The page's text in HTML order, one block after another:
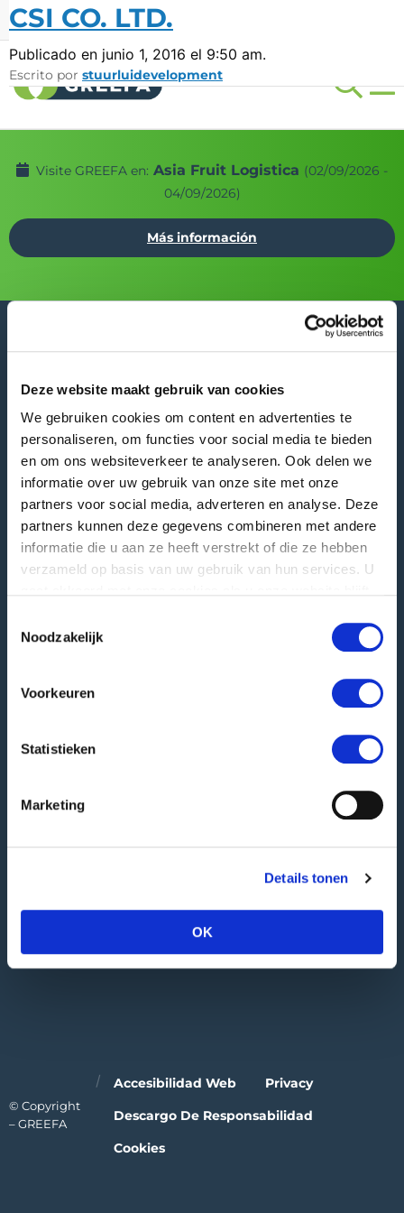
Deze website maakt gebruik van cookies
We gebruiken cookies om content en advertenties te
personaliseren, om functies voor social media te bieden
en om ons websiteverkeer te analyseren. Ook delen we
informatie over uw gebruik van onze site met onze
partners voor social media, adverteren en analyse. Deze
partners kunnen deze gegevens combineren met andere
informatie die u aan ze heeft verstrekt of die ze hebben
verzameld op basis van uw gebruik van hun services. U
Noodzakelijk
Voorkeuren
Statistieken
Marketing
Details tonen
OK
Ferias LANG
CSI CO. LTD.
Publicado en junio 1, 2016 el 9:50 am.
Escrito por stuurluidevelopment
Visite GREEFA en: Asia Fruit Logistica (02/09/2026 -
04/09/2026)
Más información
Dirección de visita
Langstraat 12
4196 JB Tricht | NL
T+31 345 578 100
Einfo@greefa.com
Cámara de Comercio (NL): 11016475
+39 0473 424 181
Egreefa.italia@greefa.com
© Copyright
– GREEFA
Accesibilidad Web Privacy
Descargo De Responsabilidad
Cookies